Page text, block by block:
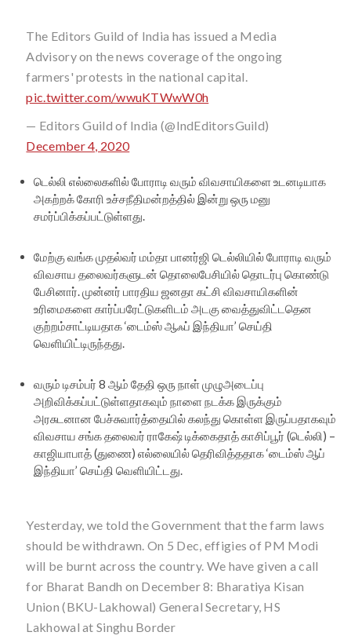
The Editors Guild of India has issued a Media
Advisory on the news coverage of the ongoing
farmers' protests in the national capital.
pic.twitter.com/wwuKTWwW0h
— Editors Guild of India (@IndEditorsGuild)
December 4, 2020
டெல்லி எல்லைகளில் போராடி வரும் விவசாயிகளை உடனடியாக
அகற்றக் கோரி உச்சநீதிமன்றத்தில் இன்று ஒரு மனு
சமர்ப்பிக்கப்பட்டுள்ளது.
மேற்கு வங்க முதல்வர் மம்தா பானர்ஜி டெல்லியில் போராடி வரும்
விவசாய தலைவர்களுடன் தொலைபேசியில் தொடர்பு கொண்டு
பேசினார். முன்னர் பாரதிய ஜனதா கட்சி விவசாயிகளின்
உரிமைகளை கார்ப்பரேட்டுகளிடம் அடகு வைத்துவிட்டதென
குற்றம்சாட்டியதாக ‘டைம்ஸ் ஆஃப் இந்தியா’ செய்தி
வெளியிட்டிருந்தது.
வரும் டிசம்பர் 8 ஆம் தேதி ஒரு நாள் முழுஅடைப்பு
அறிவிக்கப்பட்டுள்ளதாகவும் நாளை நடக்க இருக்கும்
அரசுடனான பேச்சுவார்த்தையில் கலந்து கொள்ள இருப்பதாகவும்
விவசாய சங்க தலைவர் ராகேஷ் டிக்கைதாத் காசிப்பூர் (டெல்லி) –
காஜியாபாத் (துணை) எல்லையில் தெரிவித்ததாக ‘டைம்ஸ் ஆப்
இந்தியா’ செய்தி வெளியிட்டது.
Yesterday, we told the Government that the farm laws
should be withdrawn. On 5 Dec, effigies of PM Modi
will be burnt across the country. We have given a call
for Bharat Bandh on December 8: Bharatiya Kisan
Union (BKU-Lakhowal) General Secretary, HS
Lakhowal at Singhu Border